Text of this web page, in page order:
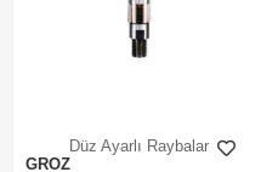
Düz Ayarlı Raybalar
GROZ